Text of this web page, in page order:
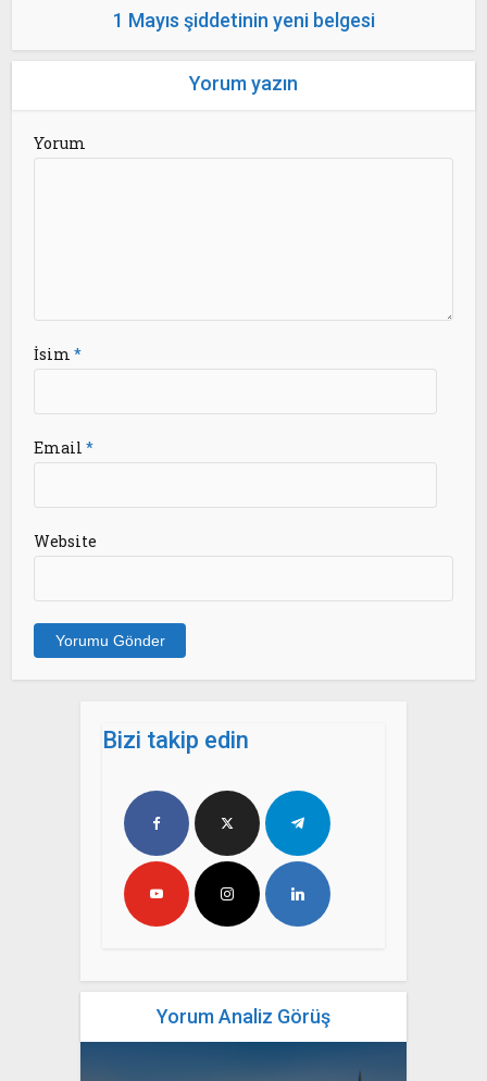
1 Mayıs şiddetinin yeni belgesi
Yorum yazın
Yorum
İsim*
Email*
Website
Bizi takip edin
Yorum Analiz Görüş